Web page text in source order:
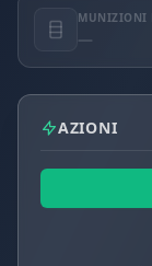
MUNIZIONI
—
AZIONI